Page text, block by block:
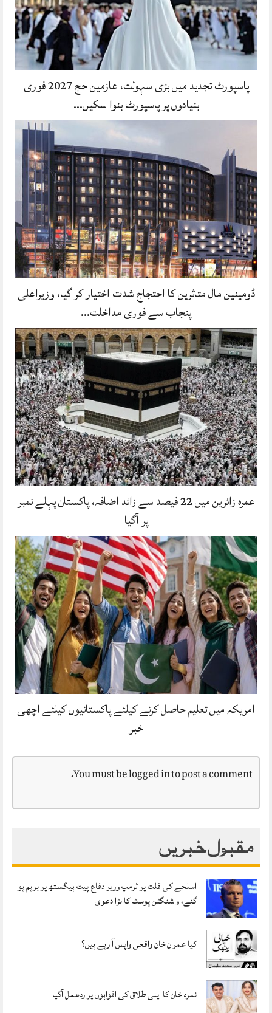
پاسپورٹ تجدید میں بڑی سہولت، عازمین حج 2027 فوری
بنیادوں پر پاسپورٹ بنوا سکیں…
ڈومینین مال متاثرین کا احتجاج شدت اختیار کر گیا، وزیراعلیٰ
پنجاب سے فوری مداخلت…
عمرہ زائرین میں 22 فیصد سے زائد اضافہ، پاکستان پہلے نمبر
پر آگیا
امریکہ میں تعلیم حاصل کرنے کیلئے پاکستانیوں کیلئے اچھی
خبر
You must belogged into post a comment.
مقبول خبریں
اسلحے کی قلت پر ٹرمپ وزیر دفاع پیٹ ہیگستھ پر برہم ہو
گئے، واشنگٹن پوسٹ کا بڑا دعویٰ
کیا عمران خان واقعی واپس آ رہے ہیں؟
نمرہ خان کا اپنی طلاق کی افواہوں پر ردعمل آگیا